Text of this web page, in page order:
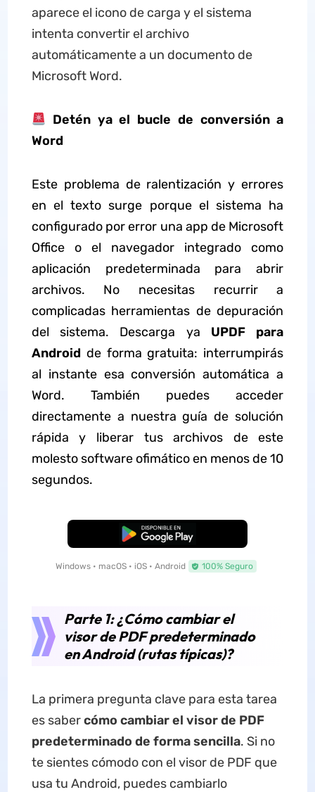
aparece el icono de carga y el sistema
intenta convertir el archivo
automáticamente a un documento de
Microsoft Word.
Detén ya el bucle de conversión a
Word
Este problema de ralentización y errores
en el texto surge porque el sistema ha
configurado por error una app de Microsoft
Office o el navegador integrado como
aplicación predeterminada para abrir
archivos. No necesitas recurrir a
complicadas herramientas de depuración
del sistema. Descarga ya UPDF para
Android de forma gratuita: interrumpirás
al instante esa conversión automática a
Word. También puedes acceder
directamente a nuestra guía de solución
rápida y liberar tus archivos de este
molesto software ofimático en menos de 10
segundos.
Descarga Gratuita
Windows • macOS • iOS • Android 100% Seguro
Parte 1: ¿Cómo cambiar el
visor de PDF predeterminado
en Android (rutas típicas)?
La primera pregunta clave para esta tarea
es sabercómo cambiar el visor de PDF
predeterminado de forma sencilla. Si no
te sientes cómodo con el visor de PDF que
usa tu Android, puedes cambiarlo